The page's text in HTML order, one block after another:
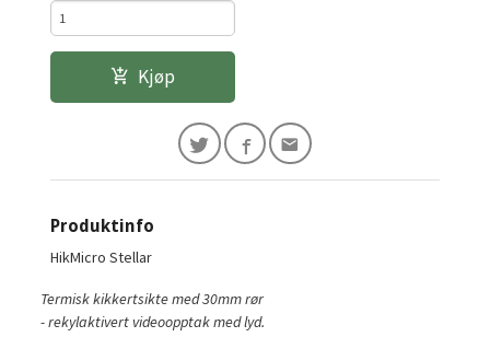
Kjøp
Produktinfo
HikMicro Stellar
Termisk kikkertsikte med 30mm rør
- rekylaktivert videoopptak med lyd.